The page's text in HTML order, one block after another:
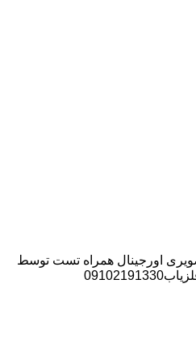
اورجینال همراه تست توسط